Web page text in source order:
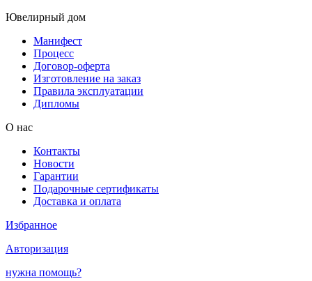
Ювелирный дом
Манифест
Процесс
Договор-оферта
Изготовление на заказ
Правила эксплуатации
Дипломы
О нас
Контакты
Новости
Гарантии
Подарочные сертификаты
Доставка и оплата
Избранное
Авторизация
нужна помощь?